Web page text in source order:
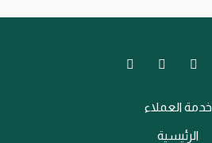
خدمة العملاء
الرئيسية